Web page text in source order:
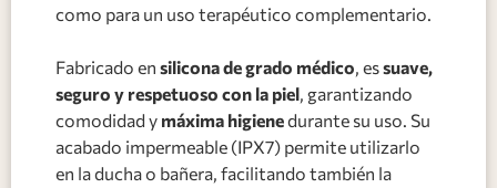
como para un uso terapéutico complementario.
Fabricado en silicona de grado médico, essuave,
seguro y respetuoso con la piel, garantizando
comodidad y máxima higienedurante su uso. Su
acabado impermeable (IPX7) permite utilizarlo
en la ducha o bañera, facilitando también la